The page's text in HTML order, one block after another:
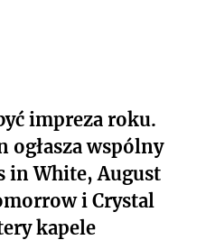
impreza roku.
ogłasza wspólny
in White, August
i Crystal
kapele